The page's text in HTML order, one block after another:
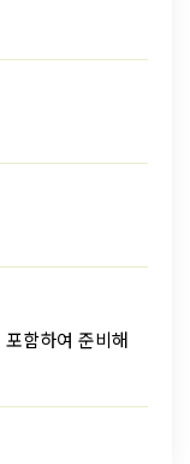
함하여 준비해